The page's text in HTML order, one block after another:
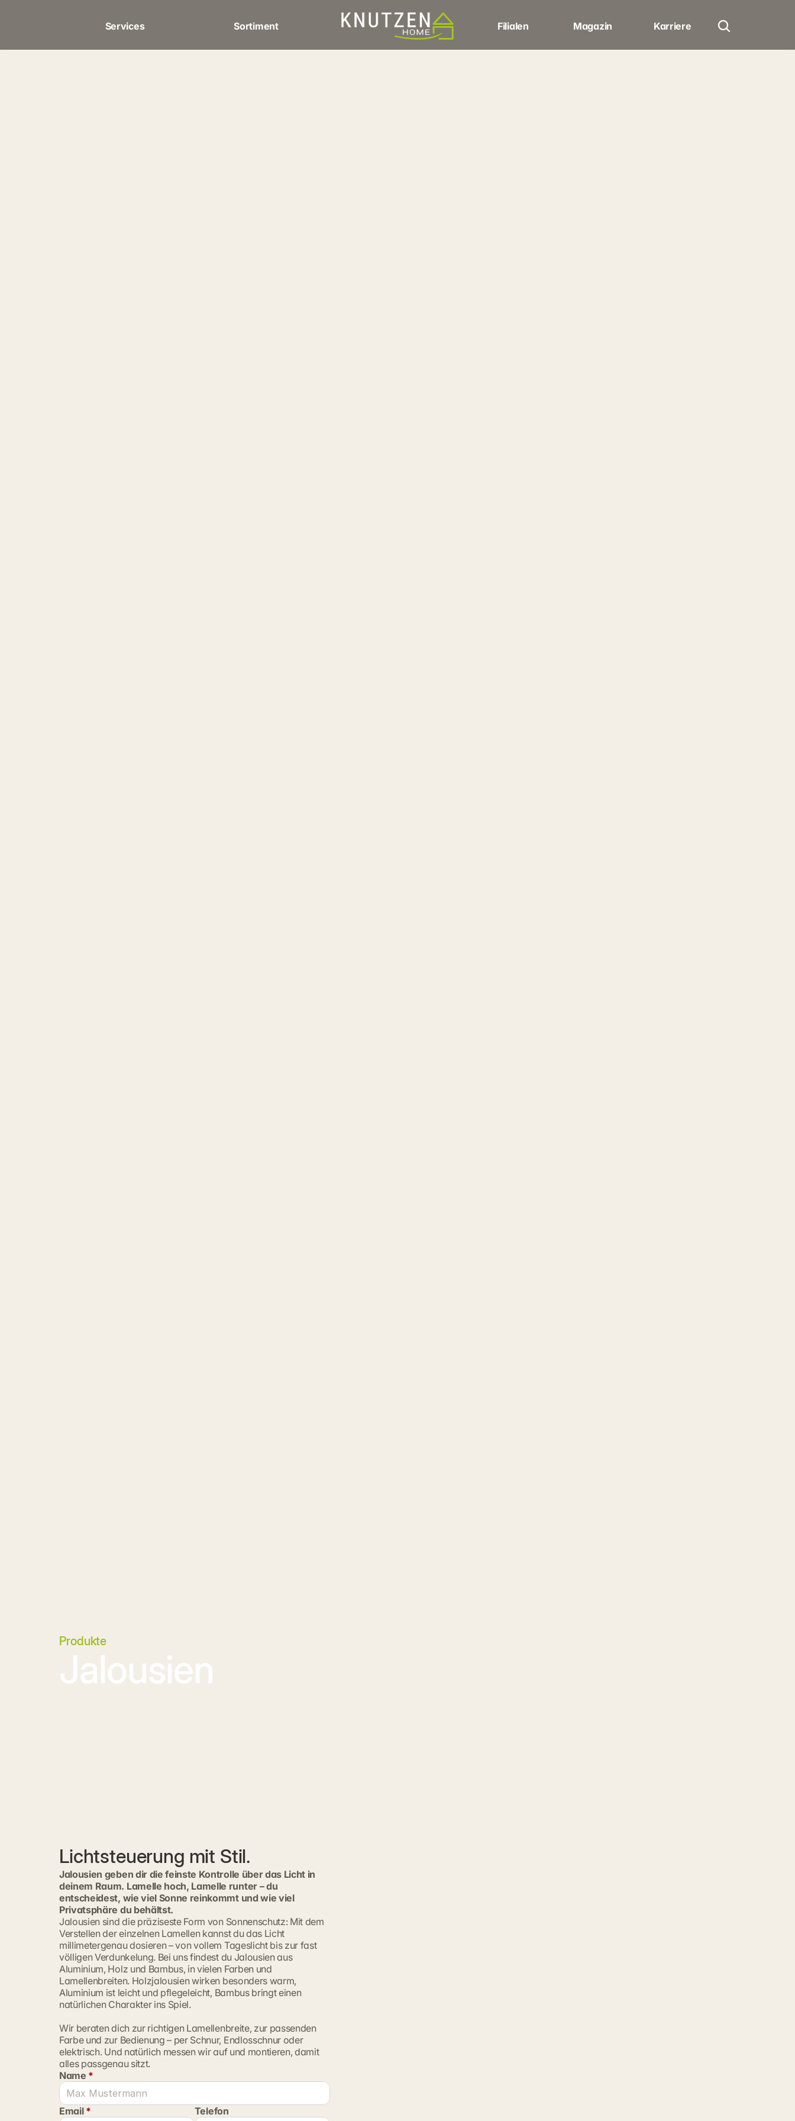
Services Sortiment Filialen Magazin Karriere
Produkte
Jalousien
Lichtsteuerung mit Stil.
Jalousien geben dir die feinste Kontrolle über das Licht in
deinem Raum. Lamelle hoch, Lamelle runter – du
entscheidest, wie viel Sonne reinkommt und wie viel
Privatsphäre du behältst.
Jalousien sind die präziseste Form von Sonnenschutz: Mit dem
Verstellen der einzelnen Lamellen kannst du das Licht
millimetergenau dosieren – von vollem Tageslicht bis zur fast
völligen Verdunkelung. Bei uns findest du Jalousien aus
Aluminium, Holz und Bambus, in vielen Farben und
Lamellenbreiten. Holzjalousien wirken besonders warm,
Aluminium ist leicht und pflegeleicht, Bambus bringt einen
natürlichen Charakter ins Spiel.
Wir beraten dich zur richtigen Lamellenbreite, zur passenden
Farbe und zur Bedienung – per Schnur, Endlosschnur oder
elektrisch. Und natürlich messen wir auf und montieren, damit
alles passgenau sitzt.
Name *
Email * Telefon